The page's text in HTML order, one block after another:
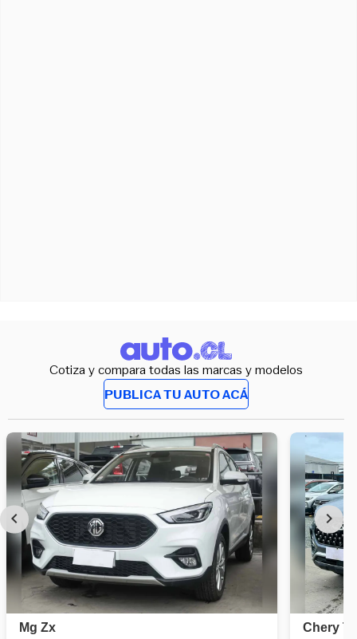
Cotiza y compara todas las marcas y modelos
PUBLICA TU AUTO ACÁ